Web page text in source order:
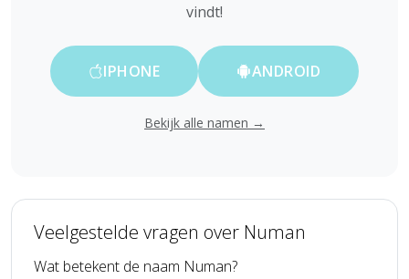
vindt!
IPHONE ANDROID
Bekijk alle namen →
Veelgestelde vragen over Numan
Wat betekent de naam Numan?